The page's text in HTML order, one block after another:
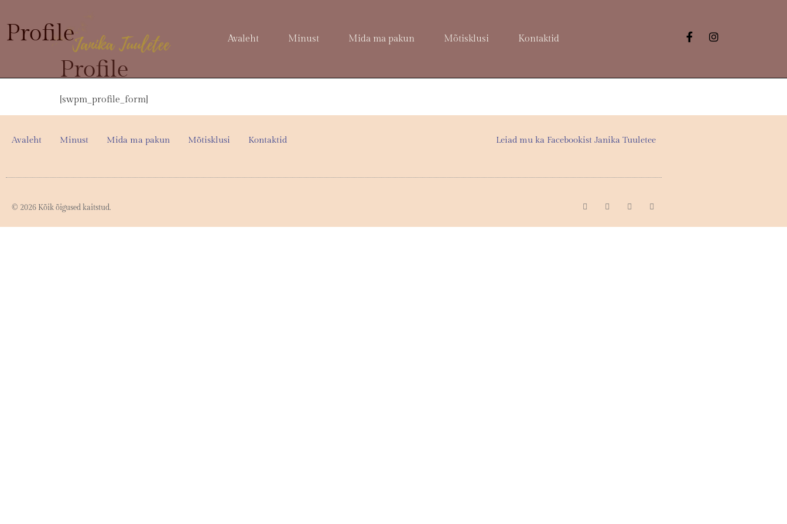
Avaleht Minust Mida ma pakun Mõtisklusi Kontaktid
Profile
Profile
[swpm_profile_form]
Avaleht Minust Mida ma pakun Mõtisklusi Kontaktid Leiad mu ka Facebookist Janika Tuuletee
© 2026 Kõik õigused kaitstud.